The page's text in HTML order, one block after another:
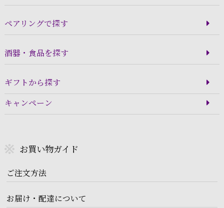
ペアリングで探す
酒器・食品を探す
ギフトから探す
キャンペーン
お買い物ガイド
ご注文方法
お届け・配達について